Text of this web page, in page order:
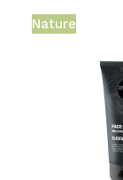
Nature